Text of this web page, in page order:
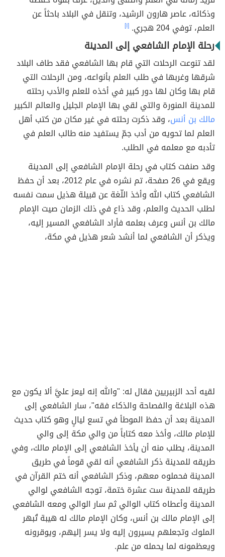
وذكائه، عاصر هارون الرشيد، وتنقل في البلاد باحثاً عن
العلم، توفي 204 هجري.
[١]
رحلة الإمام الشافعي إلى المدينة
لقد تنوعت الرحلات التي قام بها الشافعي فقد طاف البلاد
شرقها وغربها في طلب العلم بأنواعه، ومن الرحلات التي
قام بها وكان لها دور كبير في أخذه للعلم والأدب رحلته
للمدينة المنورة والتي لقي بها الإمام الجليل والعالم الكبير
مالك بن أنس، وقد ذكرت رحلته في غير مكان من كتب أهل
العلم لما تحويه من أدب جمّ يستفيد منه طالب العلم في
تأدبه مع معلمه في الطلب.
وقد صنفت كتاب في رحلة الإمام الشافعي إلى المدينة
ويقع في 26 صفحة، تم نشره في عام 2012، بعد أن حفظ
الشافعي كتاب الله وأخذ اللّغة عن قبيلة هذيل سمت نفسه
لطلب الحديث والعلم، وقد ذاع في ذلك الزمان صيت الإمام
مالك بن أنس وعرف بعلمه فأراد الشافعي المسير إليه،
ويذكر أن الشافعي لما أنشد شعر هذيل في مكة،
لقيه أحد الزبيريين فقال له: "والله إنه ليعز عليَّ ألا يكون مع
هذه البلاغة والفصاحة والذكاء فقه"، سار الشافعي إلى
المدينة بعد أن حفظ الموطأ في تسع ليالٍ وهو كتاب حديث
للإمام مالك، وأخذ معه كتاباً من والي مكة إلى والي
المدينة، يطلب منه أن يأخذ الشافعي إلى الإمام مالك، وفي
طريقه للمدينة ذكر الشافعي أنه لقي قوماً في طريق
المدينة فحملوه معهم، وذكر الشافعي أنه ختم القرآن في
طريقه للمدينة ست عشرة ختمة، توجه الشافعي لوالي
المدينة وأعطاه كتاب الوالي ثم سار الوالي ومعه الشافعي
إلى الإمام مالك بن أنس، وكان الإمام مالك له هيبة تُبهر
الملوك وتجعلهم يسيرون إليه ولا يسر إليهم، ويوقرونه
ويعظمونه لما يحمله من علم.